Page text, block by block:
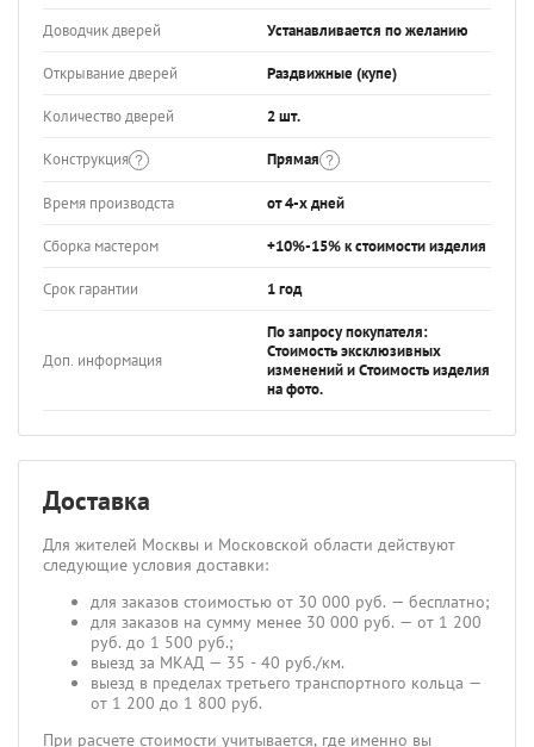
Доводчик дверей Устанавливается по желанию
Открывание дверей Раздвижные (купе)
Количество дверей 2 шт.
Конструкция Прямая
Время производста от 4-х дней
Сборка мастером +10%-15% к стоимости изделия
Срок гарантии 1 год
Доп. информация
По запросу покупателя:
Стоимость эксклюзивных
изменений и Стоимость изделия
на фото.
Доставка
Для жителей Москвы и Московской области действуют
следующие условия доставки:
для заказов стоимостью от 30 000 руб. — бесплатно;
для заказов на сумму менее 30 000 руб. — от 1 200
руб. до 1 500 руб.;
выезд за МКАД — 35 - 40 руб./км.
выезд в пределах третьего транспортного кольца —
от 1 200 до 1 800 руб.
При расчете стоимости учитывается, где именно вы